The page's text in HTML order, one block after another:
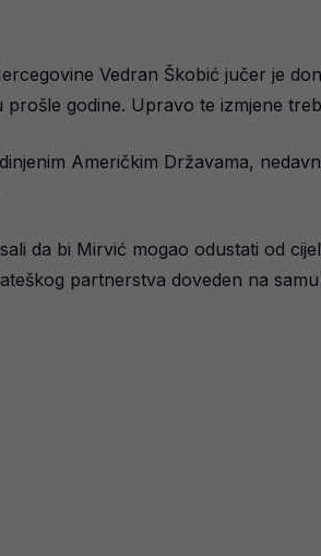
Vedran Škobić jučer je
godine. Upravo te izmjene
Američkim Državama,
da bi Mirvić mogao odustati od
partnerstva doveden na